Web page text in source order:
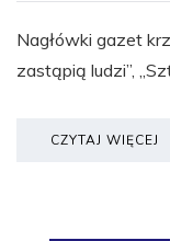
Nagłówki gazet
zastąpią ludzi”,
CZYTAJ WIĘCEJ